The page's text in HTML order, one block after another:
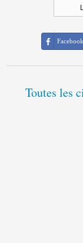
Facebook
Toutes les